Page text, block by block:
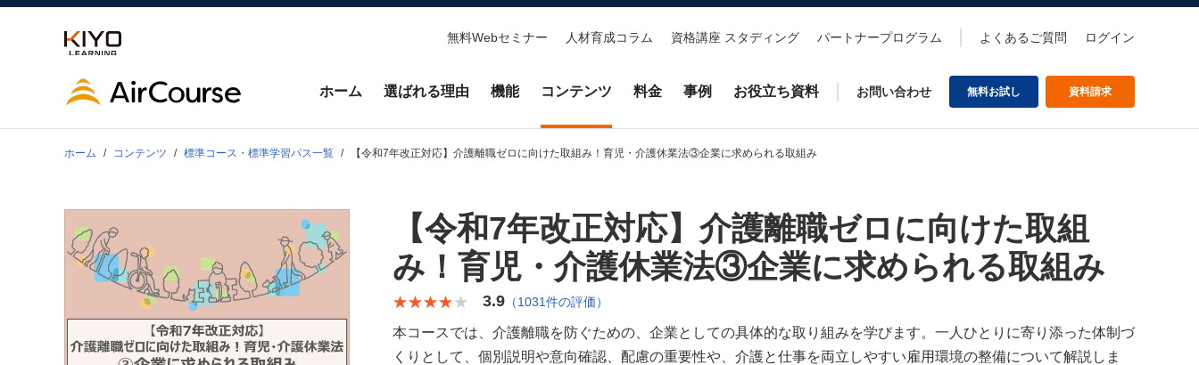
無料Webセミナー 人材育成コラム 資格講座 スタディング パートナープログラム よくあるご質問 ログイン
ホーム 選ばれる理由 機能 コンテンツ 料金 事例 お役立ち資料 お問い合わせ 無料お試し 資料請求
ホーム コンテンツ 標準コース・標準学習パス一覧 【令和7年改正対応】介護離職ゼロに向けた取組み！育児・介護休業法③企業に求められる取組み
【令和7年改正対応】介護離職ゼロに向けた取組
み！育児・介護休業法③企業に求められる取組み
★★★★★
★★★★★ 3.9 （1031件の評価）
本コースでは、介護離職を防ぐための、企業としての具体的な取り組みを学びます。一人ひとりに寄り添った体制づ
くりとして、個別説明や意向確認、配慮の重要性や、介護と仕事を両立しやすい雇用環境の整備について解説しま